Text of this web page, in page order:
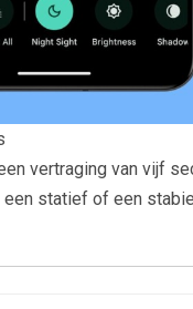
vertraging van vijf
statief of een